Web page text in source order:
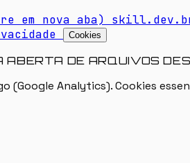
em nova aba)
Cookies
ABERTA DE ARQUIVOS
(Google Analytics). Cookies